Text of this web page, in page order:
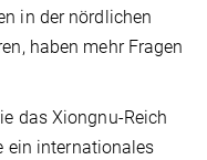
in der nördlichen
haben mehr Fragen
das Xiongnu-Reich
ein internationales